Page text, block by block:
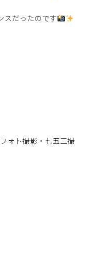
スだったのです
ォト撮影・七五三撮